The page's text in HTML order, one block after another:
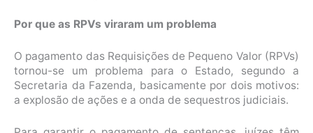
Por que as RPVs viraram um problema
O pagamento das Requisições de Pequeno Valor (RPVs)
tornou-se um problema para o Estado, segundo a
Secretaria da Fazenda, basicamente por dois motivos:
a explosão de ações e a onda de sequestros judiciais.